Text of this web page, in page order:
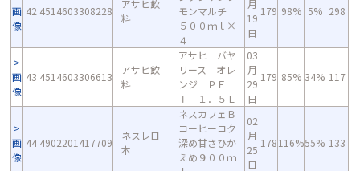
画
像
42 4514603308228
アサヒ飲
料
モンマルチ
５００ｍｌ×
４
月
19
日
179 98% 5% 298
画
像
43 4514603306613
アサヒ飲
料
アサヒ バヤ
リース オレ
ンジ ＰＥ
Ｔ １．５Ｌ
03
月
29
日
179 85% 34% 117
画
像
44 4902201417709
ネスレ日
本
ネスカフェＢ
コーヒーコク
深め甘さひか
えめ９００ｍ
02
月
25
日
178116%55% 133